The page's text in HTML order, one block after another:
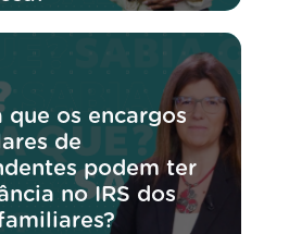
que os encargos
de
podem ter
no IRS dos